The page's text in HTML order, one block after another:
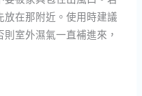
在那附近。使用時建議
室外濕氣一直補進來，